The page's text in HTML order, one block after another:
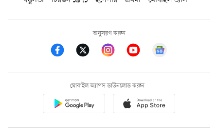
অনুসরণ করুন
মোবাইল অ্যাপস ডাউনলোড করুন